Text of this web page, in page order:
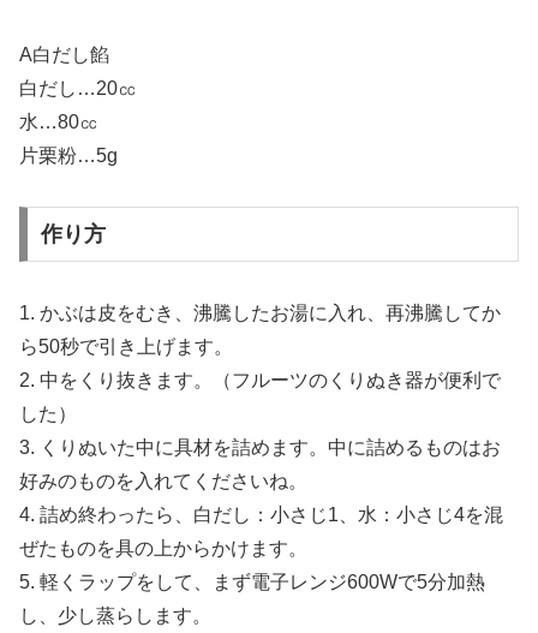
A白だし餡
白だし…20㏄
水…80㏄
片栗粉…5g
作り方
1. かぶは皮をむき、沸騰したお湯に入れ、再沸騰してか
ら50秒で引き上げます。
2. 中をくり抜きます。（フルーツのくりぬき器が便利で
した）
3. くりぬいた中に具材を詰めます。中に詰めるものはお
好みのものを入れてくださいね。
4. 詰め終わったら、白だし：小さじ1、水：小さじ4を混
ぜたものを具の上からかけます。
5. 軽くラップをして、まず電子レンジ600Wで5分加熱
し、少し蒸らします。